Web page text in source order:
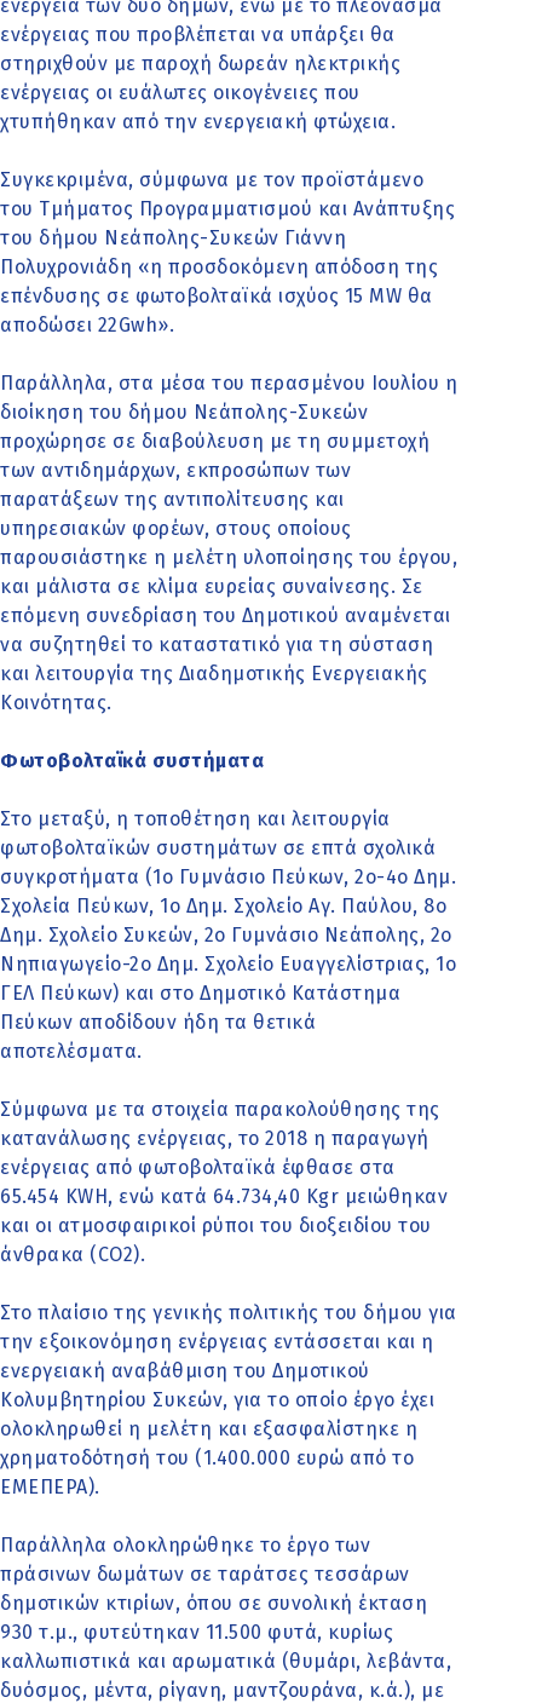
ενέργεια των δύο δήμων, ενώ με το πλεόνασμα
ενέργειας που προβλέπεται να υπάρξει θα
στηριχθούν με παροχή δωρεάν ηλεκτρικής
ενέργειας οι ευάλωτες οικογένειες που
χτυπήθηκαν από την ενεργειακή φτώχεια.
Συγκεκριμένα, σύμφωνα με τον προϊστάμενο
του Τμήματος Προγραμματισμού και Ανάπτυξης
του δήμου Νεάπολης-Συκεών Γιάννη
Πολυχρονιάδη «η προσδοκόμενη απόδοση της
επένδυσης σε φωτοβολταϊκά ισχύος 15 MW θα
αποδώσει 22Gwh».
Παράλληλα, στα μέσα του περασμένου Ιουλίου η
διοίκηση του δήμου Νεάπολης-Συκεών
προχώρησε σε διαβούλευση με τη συμμετοχή
των αντιδημάρχων, εκπροσώπων των
παρατάξεων της αντιπολίτευσης και
υπηρεσιακών φορέων, στους οποίους
παρουσιάστηκε η μελέτη υλοποίησης του έργου,
και μάλιστα σε κλίμα ευρείας συναίνεσης. Σε
επόμενη συνεδρίαση του Δημοτικού αναμένεται
να συζητηθεί το καταστατικό για τη σύσταση
και λειτουργία της Διαδημοτικής Ενεργειακής
Κοινότητας.
Φωτοβολταϊκά συστήματα
Στο μεταξύ, η τοποθέτηση και λειτουργία
φωτοβολταϊκών συστημάτων σε επτά σχολικά
συγκροτήματα (1ο Γυμνάσιο Πεύκων, 2ο-4ο Δημ.
Σχολεία Πεύκων, 1ο Δημ. Σχολείο Αγ. Παύλου, 8ο
Δημ. Σχολείο Συκεών, 2ο Γυμνάσιο Νεάπολης, 2ο
Νηπιαγωγείο-2ο Δημ. Σχολείο Ευαγγελίστριας, 1ο
ΓΕΛ Πεύκων) και στο Δημοτικό Κατάστημα
Πεύκων αποδίδουν ήδη τα θετικά
αποτελέσματα.
Σύμφωνα με τα στοιχεία παρακολούθησης της
κατανάλωσης ενέργειας, το 2018 η παραγωγή
ενέργειας από φωτοβολταϊκά έφθασε στα
65.454 KWH, ενώ κατά 64.734,40 Kgr μειώθηκαν
και οι ατμοσφαιρικοί ρύποι του διοξειδίου του
άνθρακα (CO2).
Στο πλαίσιο της γενικής πολιτικής του δήμου για
την εξοικονόμηση ενέργειας εντάσσεται και η
ενεργειακή αναβάθμιση του Δημοτικού
Κολυμβητηρίου Συκεών, για το οποίο έργο έχει
ολοκληρωθεί η μελέτη και εξασφαλίστηκε η
χρηματοδότησή του (1.400.000 ευρώ από το
ΕΜΕΠΕΡΑ).
Παράλληλα ολοκληρώθηκε το έργο των
πράσινων δωμάτων σε ταράτσες τεσσάρων
δημοτικών κτιρίων, όπου σε συνολική έκταση
930 τ.μ., φυτεύτηκαν 11.500 φυτά, κυρίως
καλλωπιστικά και αρωματικά (θυμάρι, λεβάντα,
δυόσμος, μέντα, ρίγανη, μαντζουράνα, κ.ά.), με